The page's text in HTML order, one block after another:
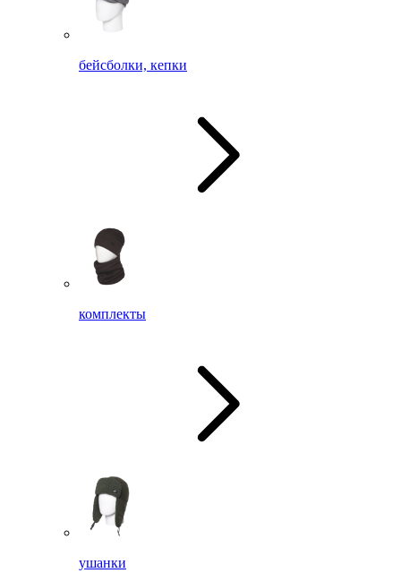
бейсболки, кепки
комплекты
ушанки